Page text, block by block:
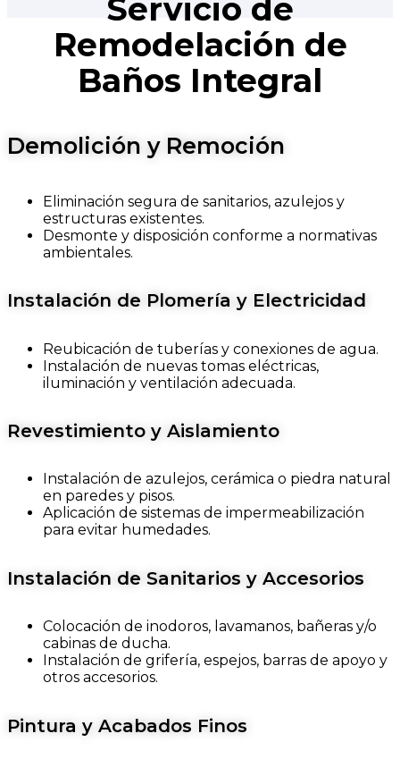
Servicio de
Remodelación de
Baños Integral
Demolición y Remoción
Eliminación segura de sanitarios, azulejos y
estructuras existentes.
Desmonte y disposición conforme a normativas
ambientales.
Instalación de Plomería y Electricidad
Reubicación de tuberías y conexiones de agua.
Instalación de nuevas tomas eléctricas,
iluminación y ventilación adecuada.
Revestimiento y Aislamiento
Instalación de azulejos, cerámica o piedra natural
en paredes y pisos.
Aplicación de sistemas de impermeabilización
para evitar humedades.
Instalación de Sanitarios y Accesorios
Colocación de inodoros, lavamanos, bañeras y/o
cabinas de ducha.
Instalación de grifería, espejos, barras de apoyo y
otros accesorios.
Pintura y Acabados Finos